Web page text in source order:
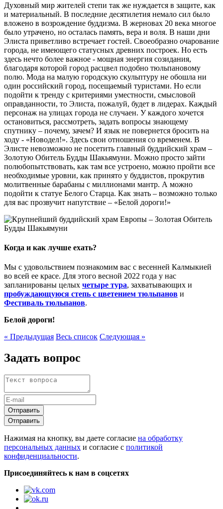
Духовный мир жителей степи так же нуждается в защите, как
и материальный. В последние десятилетия немало сил было
вложено в возрождение буддизма. В жерновах 20 века многое
было утрачено, но осталась память, вера и воля. В наши дни
Элиста приветливо встречает гостей. Своеобразно очарование
города, не имеющего статусных древних построек. Но есть
здесь нечто более важное - мощная энергия созидания,
благодаря которой город расцвел подобно тюльпановому
полю. Мода на малую городскую скульптуру не обошла ни
один российский город, посещаемый туристами. Но если
подойти к тренду с критериями уместности, смысловой
оправданности, то Элиста, пожалуй, будет в лидерах. Каждый
персонаж на улицах города не случаен. У каждого хочется
остановиться, рассмотреть, задать вопросы знающему
спутнику – почему, зачем? И язык не повернется бросить на
ходу - «Новодел!». Здесь свои отношения со временем. В
Элисте невозможно не посетить главный буддийский храм –
Золотую Обитель Будды Шакьямуни. Можно просто зайти
полюбопытствовать, как там все устроено, можно пройти все
необходимые уровни, как принято у буддистов, прокрутив
молитвенные барабаны с миллионами мантр. А можно
подойти к статуе Белого Старца. Как знать – возможно только
для вас прозвучит напутствие – «Белой дороги!»
Когда и как лучше ехать?
Мы с удовольствием познакомим вас с весенней Калмыкией
во всей ее красе. Для этого весной 2022 года у нас
запланированы целых четыре тура, захватывающих и
пробуждающуюся степь с цветением тюльпанов и
Фестиваль тюльпанов.
Белой дороги!
« Предыдущая Весь список Следующая »
Задать вопрос
Отправить
Отправить
Нажимая на кнопку, вы даете согласие на обработку
персональных данных и согласие с политикой
конфиденциальности.
Присоединяйтесь к нам в соцсетях